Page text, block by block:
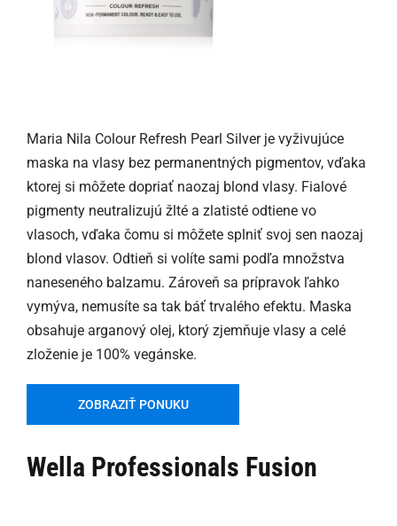
Maria Nila Colour Refresh Pearl Silver je vyživujúce
maska na vlasy bez permanentných pigmentov, vďaka
ktorej si môžete dopriať naozaj blond vlasy. Fialové
pigmenty neutralizujú žlté a zlatisté odtiene vo
vlasoch, vďaka čomu si môžete splniť svoj sen naozaj
blond vlasov. Odtieň si volíte sami podľa množstva
naneseného balzamu. Zároveň sa prípravok ľahko
vymýva, nemusíte sa tak báť trvalého efektu. Maska
obsahuje arganový olej, ktorý zjemňuje vlasy a celé
zloženie je 100% vegánske.
ZOBRAZIŤ PONUKU
Wella Professionals Fusion